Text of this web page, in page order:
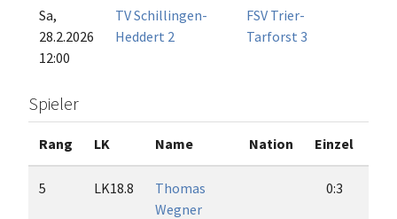
Sa,
28.2.2026
12:00
TV Schillingen-
Heddert 2
FSV Trier-
Tarforst 3
Spieler
Rang LK Name Nation Einzel
5 LK18.8
Thomas
Wegner
0:3